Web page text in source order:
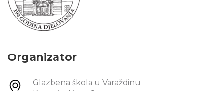
Organizator
Glazbena škola u Varaždinu